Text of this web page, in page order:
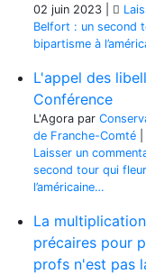
02 juin 2023
Belfort : un second
bipartisme à
L'appel des
Conférence
L'Agora par
de Franche-Comté
Laisser un
second tour qui
l’américaine…
La
précaires pour
profs n'est pas